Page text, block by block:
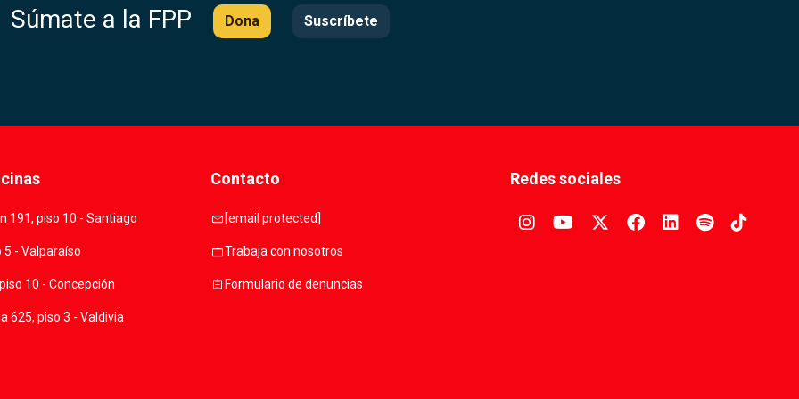
Súmate a la FPP
Dona Suscríbete
191, piso 10 - Santiago
5 - Valparaíso
10 - Concepción
625, piso 3 - Valdivia
Contacto
mail [email protected]
workTrabaja con nosotros
assignment Formulario de denuncias
Redes sociales